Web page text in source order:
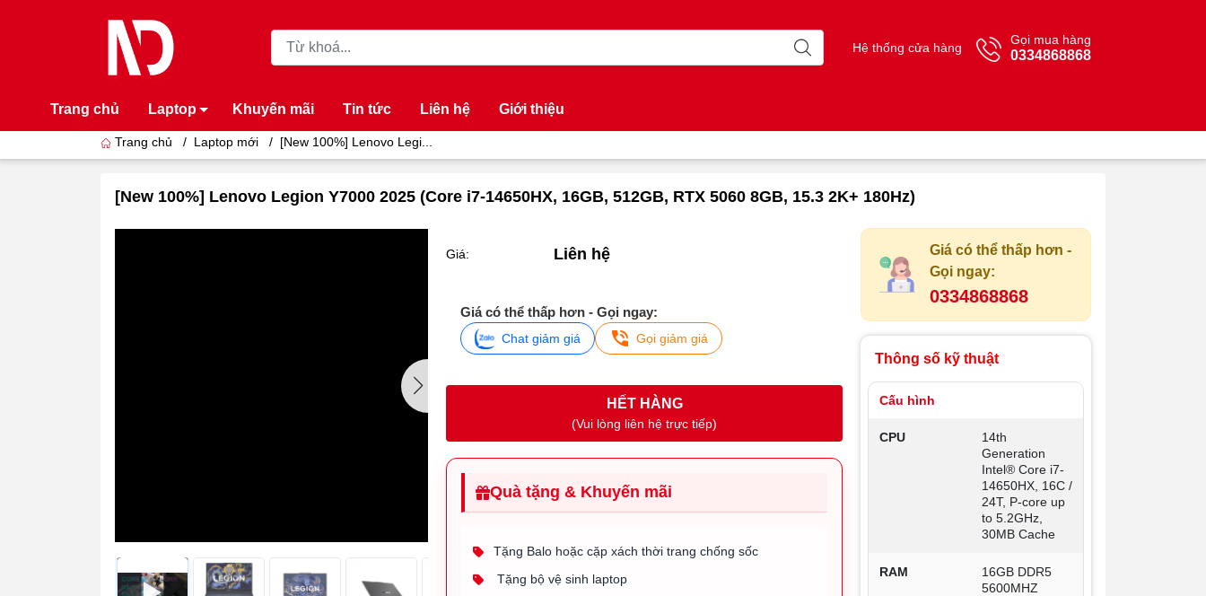
Hệ thống cửa hàng
Gọi mua hàng
0334868868
Trang chủ Laptop Khuyến mãi Tin tức Liên hệ Giới thiệu
Trang chủ / Laptop mới / [New 100%] Lenovo Legi...
[New 100%] Lenovo Legion Y7000 2025 (Core i7-14650HX, 16GB, 512GB, RTX 5060 8GB, 15.3 2K+ 180Hz)
Giá: Liên hệ
Giá có thể thấp hơn - Gọi ngay:
Chat giảm giá Gọi giảm giá
HẾT HÀNG
(Vui lòng liên hệ trực tiếp)
Quà tặng & Khuyến mãi
Tặng Balo hoặc cặp xách thời trang chống sốc
Tặng bộ vệ sinh laptop
Giá có thể thấp hơn -
Gọi ngay:
0334868868
Thông số kỹ thuật
Cấu hình
CPU
14th
Generation
Intel® Core i7-
14650HX, 16C /
24T, P-core up
to 5.2GHz,
30MB Cache
RAM
16GB DDR5
5600MHZ